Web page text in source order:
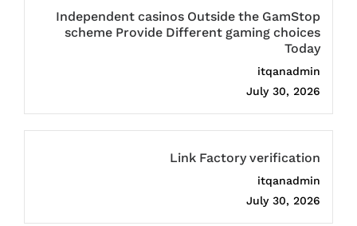
Independent casinos Outside the GamStop
scheme Provide Different gaming choices
Today
itqanadmin
July 30, 2026
Link Factory verification
itqanadmin
July 30, 2026